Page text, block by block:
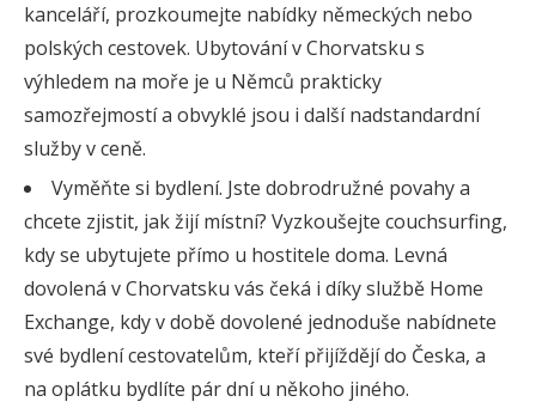
kanceláří, prozkoumejte nabídky německých nebo
polských cestovek. Ubytování v Chorvatsku s
výhledem na moře je u Němců prakticky
samozřejmostí a obvyklé jsou i další nadstandardní
služby v ceně.
Vyměňte si bydlení. Jste dobrodružné povahy a
chcete zjistit, jak žijí místní? Vyzkoušejte couchsurfing,
kdy se ubytujete přímo u hostitele doma. Levná
dovolená v Chorvatsku vás čeká i díky službě Home
Exchange, kdy v době dovolené jednoduše nabídnete
své bydlení cestovatelům, kteří přijíždějí do Česka, a
na oplátku bydlíte pár dní u někoho jiného.